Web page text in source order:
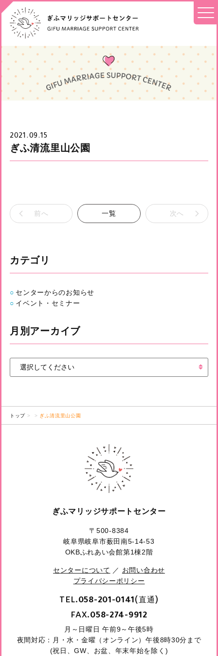
2021.09.15
ぎふ清流里山公園
前へ 一覧 次へ
カテゴリ
センターからのお知らせ
イベント・セミナー
月別アーカイブ
トップ ぎふ清流里山公園
ぎふマリッジサポートセンター
〒500-8384
岐阜県岐阜市薮田南5-14-53
OKBふれあい会館第1棟2階
センターについて ／ お問い合わせ
プライバシーポリシー
TEL.058-201-0141(直通)
FAX.058-274-9912
月～日曜日 午前9～午後5時
夜間対応：月・水・金曜（オンライン）午後8時30分まで
(祝日、GW、お盆、年末年始を除く)